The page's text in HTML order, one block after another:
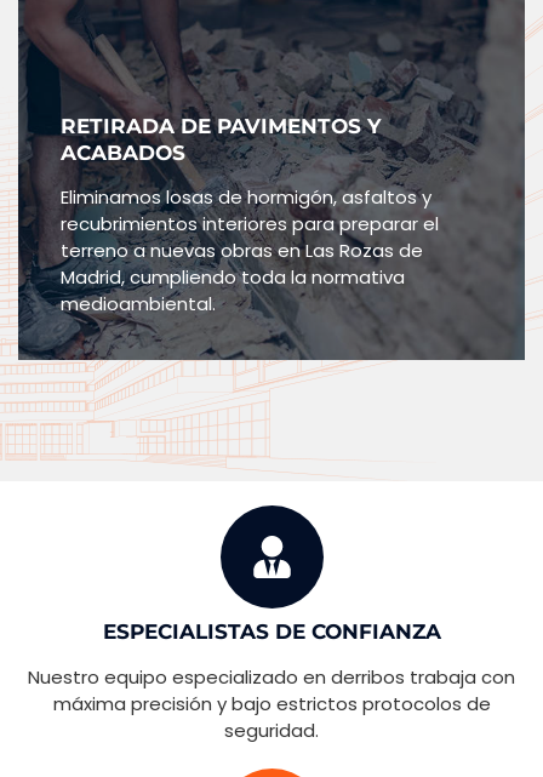
RETIRADA DE PAVIMENTOS Y
ACABADOS
Eliminamos losas de hormigón, asfaltos y
recubrimientos interiores para preparar el
terreno a nuevas obras en Las Rozas de
Madrid, cumpliendo toda la normativa
medioambiental.
ESPECIALISTAS DE CONFIANZA
Nuestro equipo especializado en derribos trabaja con
máxima precisión y bajo estrictos protocolos de
seguridad.